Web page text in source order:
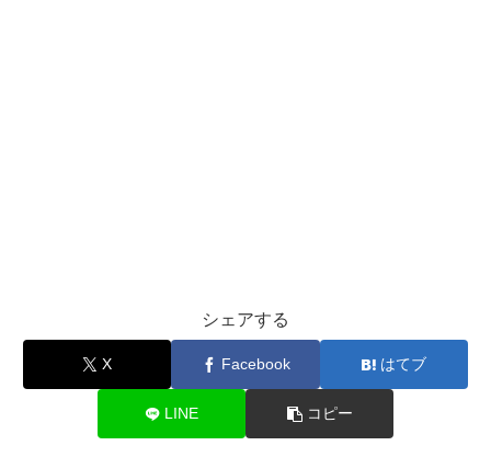
シェアする
X Facebook はてブ
LINE コピー